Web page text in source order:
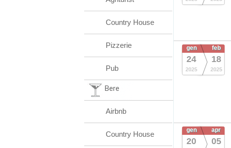
gen
24
2025
feb
18
2025
gen
20
apr
05
Country House
Pizzerie
Pub
Bere
Airbnb
Country House